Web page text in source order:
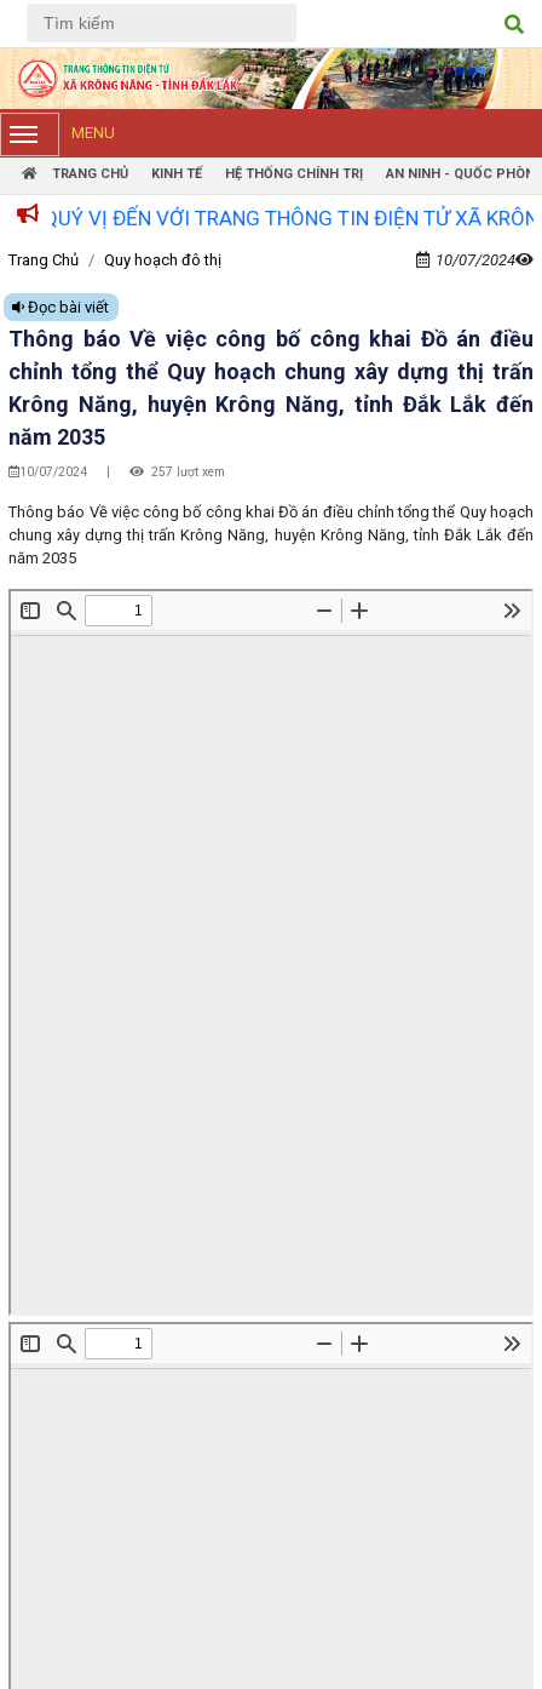
Tiếng Việt Tiếng Anh
MENU
TRANG CHỦ KINH TẾ HỆ THỐNG CHÍNH TRỊ AN NINH - QUỐC
ĐẾN VỚI TRANG THÔNG TIN ĐIỆN TỬ XÃ KRÔNG NĂNG!
Trang Chủ Quy hoạch đô thị 10/07/2024
Đọc bài viết
Thông báo Về việc công bố công khai Đồ án điều
chỉnh tổng thể Quy hoạch chung xây dựng thị trấn
Krông Năng, huyện Krông Năng, tỉnh Đắk Lắk đến
năm 2035
10/07/2024 | 257 lượt xem
Thông báo Về việc công bố công khai Đồ án điều chỉnh tổng thể Quy hoạch
chung xây dựng thị trấn Krông Năng, huyện Krông Năng, tỉnh Đắk Lắk đến
năm 2035